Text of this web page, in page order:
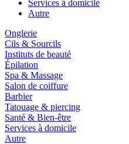
Services à domicile
Autre
Onglerie
Cils & Sourcils
Instituts de beauté
Épilation
Spa & Massage
Salon de coiffure
Barbier
Tatouage & piercing
Santé & Bien-être
Services à domicile
Autre